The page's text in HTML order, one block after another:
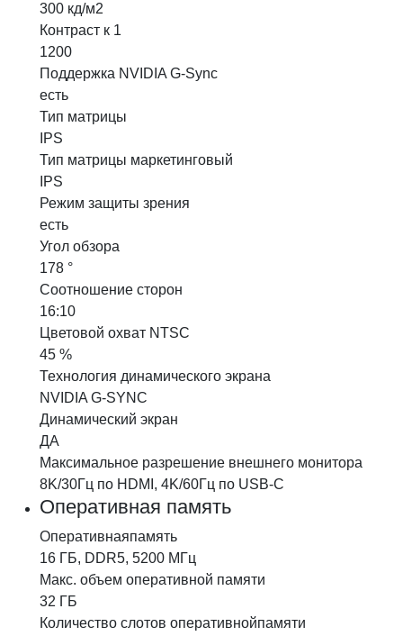
300 кд/м2
Контраст к 1
1200
Поддержка NVIDIA G-Sync
есть
Тип матрицы
IPS
Тип матрицы маркетинговый
IPS
Режим защиты зрения
есть
Угол обзора
178 °
Соотношение сторон
16:10
Цветовой охват NTSC
45 %
Технология динамического экрана
NVIDIA G-SYNC
Динамический экран
ДА
Максимальное разрешение внешнего монитора
8K/30Гц по HDMI, 4K/60Гц по USB-C
Оперативная память
Оперативнаяпамять
16 ГБ, DDR5, 5200 МГц
Макс. объем оперативной памяти
32 ГБ
Количество слотов оперативнойпамяти